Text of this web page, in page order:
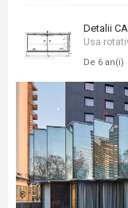
detalii
De 6 an(i)
Usa